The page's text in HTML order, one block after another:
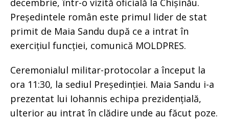
Președintele român este primul lider de stat
primit de Maia Sandu după ce a intrat în
exercițiul funcției, comunică MOLDPRES.
Ceremonialul militar-protocolar a început la
ora 11:30, la sediul Președinției. Maia Sandu i-a
prezentat lui Iohannis echipa prezidențială,
ulterior au intrat în clădire unde au făcut poze.